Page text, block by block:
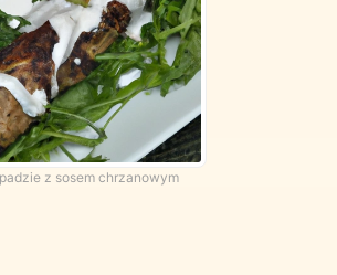
z sosem chrzanowym